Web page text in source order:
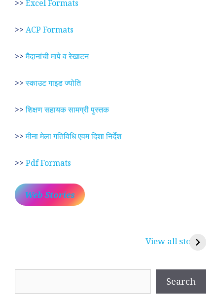
>> Excel Formats
>> ACP Formats
>>मैदानांची मापे व रेखाटन
>>स्काउट गाइड ज्योति
>>शिक्षण सहायक सामग्री पुस्तक
>>मीना मेला गतिविधि एवम दिशा निर्देश
>> Pdf Formats
Web Stories
View all stories
रामसा पीर, रुणेचा रा
Search